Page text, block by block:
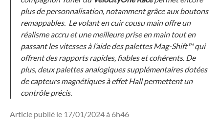
plus de personnalisation, notamment grâce aux boutons
remappables. Le volant en cuir cousu main offre un
réalisme accru et une meilleure prise en main tout en
passant les vitesses à l’aide des palettes Mag-Shift™ qui
offrent des rapports rapides, fiables et cohérents. De
plus, deux palettes analogiques supplémentaires dotées
de capteurs magnétiques à effet Hall permettent un
contrôle précis.
Article publié le 17/01/2024 à 6h46